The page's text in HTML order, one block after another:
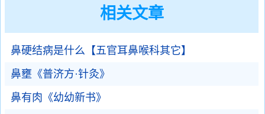
相关文章
鼻硬结病是什么【五官耳鼻喉科其它】
鼻壅《普济方·针灸》
鼻有肉《幼幼新书》